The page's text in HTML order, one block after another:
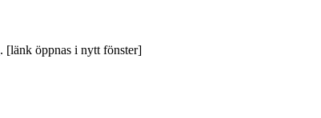
. [länk öppnas i nytt fönster]